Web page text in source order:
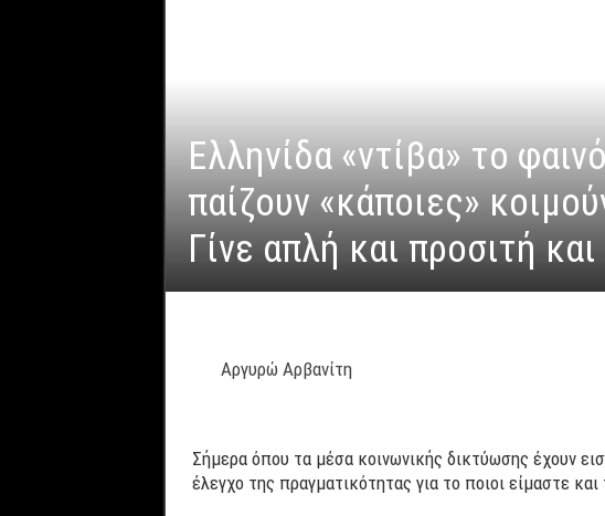
Ελληνίδα «ντίβα» το
παίζουν «κάποιες»
Γίνε απλή και προσιτή
Αργυρώ Αρβανίτη
Σήμερα όπου τα μέσα κοινωνικής δικτύωσης έχουν
έλεγχο της πραγματικότητας για το ποιοι είμαστε